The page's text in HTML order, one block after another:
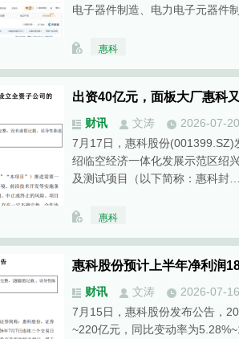
电子器件制造、电力电子元器件
惠科
出资40亿元，面板大厂惠科
财讯 文涛
2026-07-20
7月17日，惠科股份
绍临空经济一体化发展示范区绍
及测试项目（以下简称：惠科封
惠科
惠科股份预计上半年净利润
财讯 文涛
2026-07-16
7月15日，惠科股份发布公告，
~220亿元，同比变动率为